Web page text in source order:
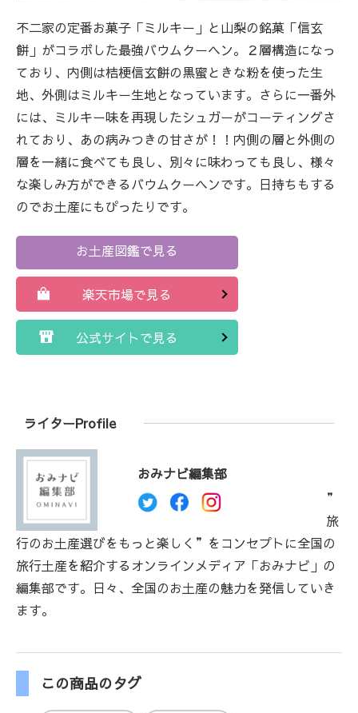
不二家の定番お菓子「ミルキー」と山梨の銘菓「信玄
餅」がコラボした最強バウムクーヘン。２層構造になっ
ており、内側は桔梗信玄餅の黒蜜ときな粉を使った生
地、外側はミルキー生地となっています。さらに一番外
には、ミルキー味を再現したシュガーがコーティングさ
れており、あの病みつきの甘さが！！内側の層と外側の
層を一緒に食べても良し、別々に味わっても良し、様々
な楽しみ方ができるバウムクーヘンです。日持ちもする
のでお土産にもぴったりです。
お土産図鑑で見る
楽天市場で見る
公式サイトで見る
ライターProfile
おみナビ編集部
”
旅
行のお土産選びをもっと楽しく”をコンセプトに全国の
旅行土産を紹介するオンラインメディア「おみナビ」の
編集部です。日々、全国のお土産の魅力を発信していき
ます。
この商品のタグ